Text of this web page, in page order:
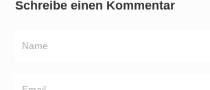
Schreibe einen Kommentar